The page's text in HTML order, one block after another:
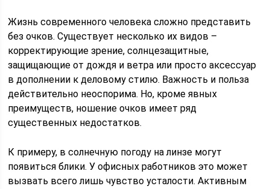
Жизнь современного человека сложно представить
без очков. Существует несколько их видов –
корректирующие зрение, солнцезащитные,
защищающие от дождя и ветра или просто аксессуар
в дополнении к деловому стилю. Важность и польза
действительно неоспорима. Но, кроме явных
преимуществ, ношение очков имеет ряд
существенных недостатков.
К примеру, в солнечную погоду на линзе могут
появиться блики. У офисных работников это может
вызвать всего лишь чувство усталости. Активным